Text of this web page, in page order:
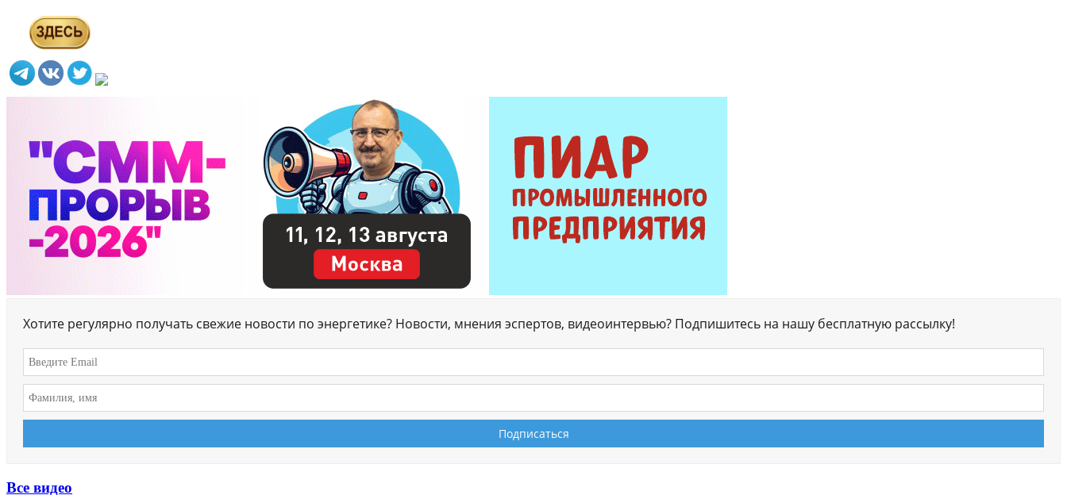
Хотите регулярно получать свежие новости по энергетике? Новости, мнения эспертов, видеоинтервью? Подпишитесь на нашу бесплатную рассылку!
Все видео